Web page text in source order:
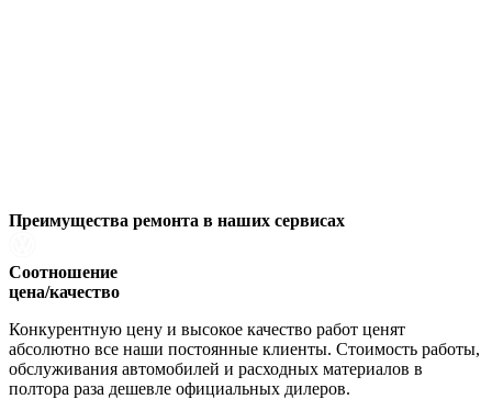
Преимущества ремонта в наших сервисах
Соотношение
цена/качество
Конкурентную цену и высокое качество работ ценят
абсолютно все наши постоянные клиенты. Стоимость работы,
обслуживания автомобилей и расходных материалов в
полтора раза дешевле официальных дилеров.